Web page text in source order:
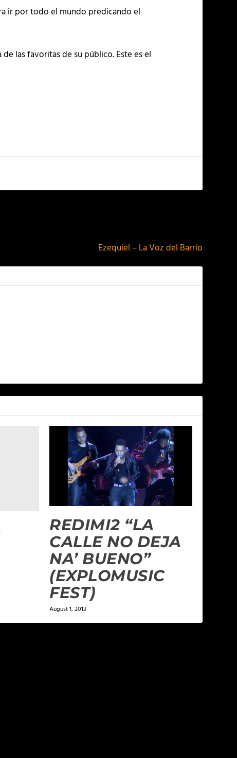
ir por todo el mundo predicando el
las favoritas de su público. Este es el
Ezequiel – La Voz del Barrio
REDIMI2 “LA
CALLE NO DEJA
NA’ BUENO”
(EXPLOMUSIC
FEST)
August 1, 2013